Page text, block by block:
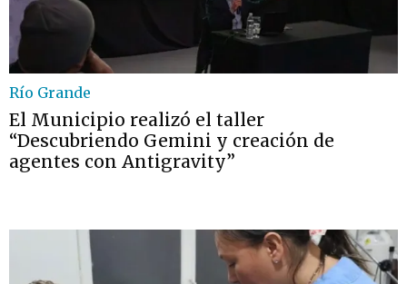
Río Grande
El Municipio realizó el taller
“Descubriendo Gemini y creación de
agentes con Antigravity”